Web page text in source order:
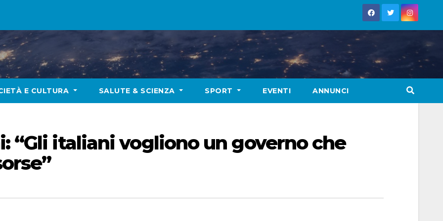
E CULTURA SALUTE & SCIENZA SPORT EVENTI ANNUNCI
“Gli italiani vogliono un governo che